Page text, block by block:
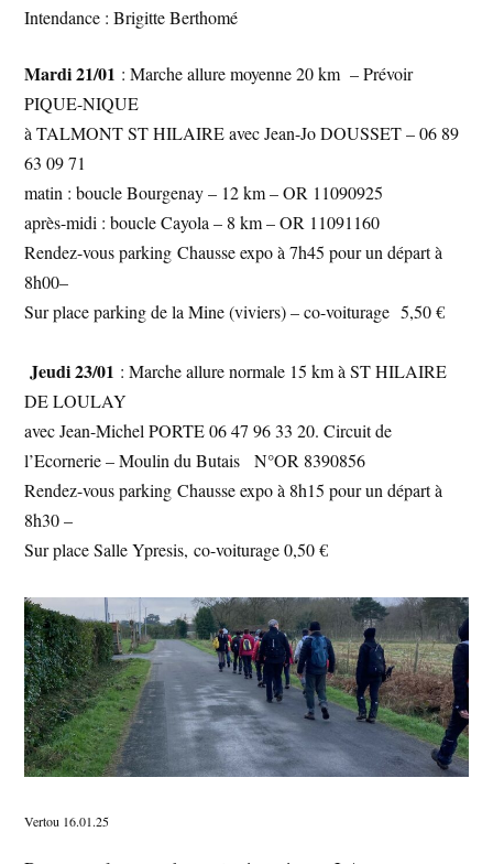
Intendance : Brigitte Berthomé
Mardi 21/01 : Marche allure moyenne 20 km – Prévoir
PIQUE-NIQUE
à TALMONT ST HILAIRE avec Jean-Jo DOUSSET – 06 89
63 09 71
matin : boucle Bourgenay – 12 km – OR 11090925
après-midi : boucle Cayola – 8 km – OR 11091160
Rendez-vous parking Chausse expo à 7h45 pour un départ à
8h00–
Sur place parking de la Mine (viviers) – co-voiturage 5,50 €
Jeudi 23/01 : Marche allure normale 15 km à ST HILAIRE
DE LOULAY
avec Jean-Michel PORTE 06 47 96 33 20. Circuit de
l’Ecornerie – Moulin du Butais N°OR 8390856
Rendez-vous parking Chausse expo à 8h15 pour un départ à
8h30 –
Sur place Salle Ypresis, co-voiturage 0,50 €
Vertou 16.01.25